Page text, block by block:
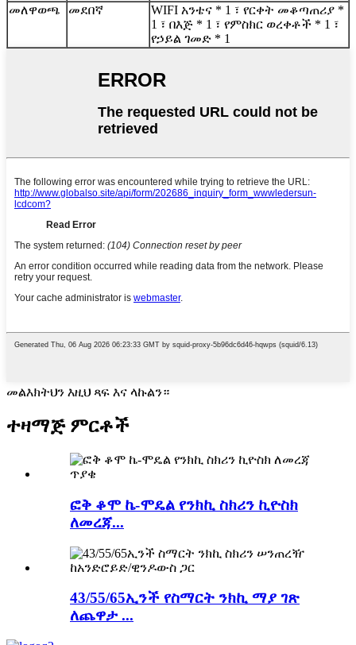
መለዋወጫ
መደበኛ
WIFI አንቴና * 1 ፣ የርቀት መቆጣጠሪያ *
1 ፣ በእጅ * 1 ፣ የምስክር ወረቀቶች * 1 ፣
የኃይል ገመድ * 1
መልእክትህን እዚህ ጻፍ እና ላኩልን።
ተዛማጅ ምርቶች
ፎቅ ቆሞ ኬ-ሞዴል የንክኪ ስክሪን ኪዮስክ
ለመረጃ...
43/55/65ኢንች የስማርት ንክኪ ማያ ገጽ
ለጨዋታ ...